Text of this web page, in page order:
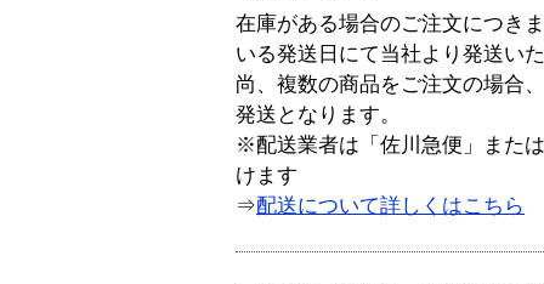
在庫がある場合のご注文につき
いる発送日にて当社より発送い
尚、複数の商品をご注文の場合
発送となります。
※配送業者は「佐川急便」また
けます
⇒配送について詳しくはこちら